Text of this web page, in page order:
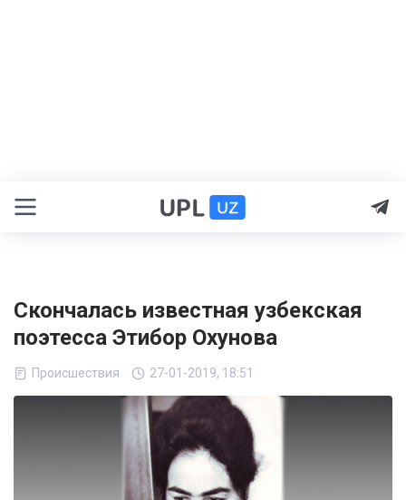
Скончалась известная узбекская
поэтесса Этибор Охунова
Происшествия 27-01-2019, 18:51